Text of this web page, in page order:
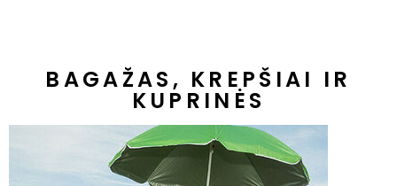
BAGAŽAS, KREPŠIAI IR
KUPRINĖS